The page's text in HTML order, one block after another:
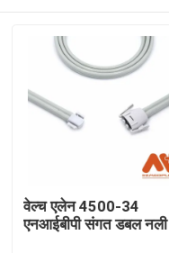
वेल्च एलेन 4500-34
एनआईबीपी संगत डबल नली